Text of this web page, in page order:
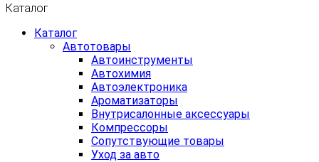
Каталог
Каталог
Автотовары
Автоинструменты
Автохимия
Автоэлектроника
Ароматизаторы
Внутрисалонные аксессуары
Компрессоры
Сопутствующие товары
Уход за авто